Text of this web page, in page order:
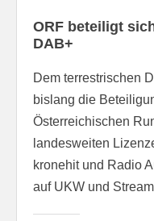
ORF beteiligt
DAB+
Dem terrestrischen
bislang die
Österreichischen
landesweiten
kronehit und Radio
auf UKW und